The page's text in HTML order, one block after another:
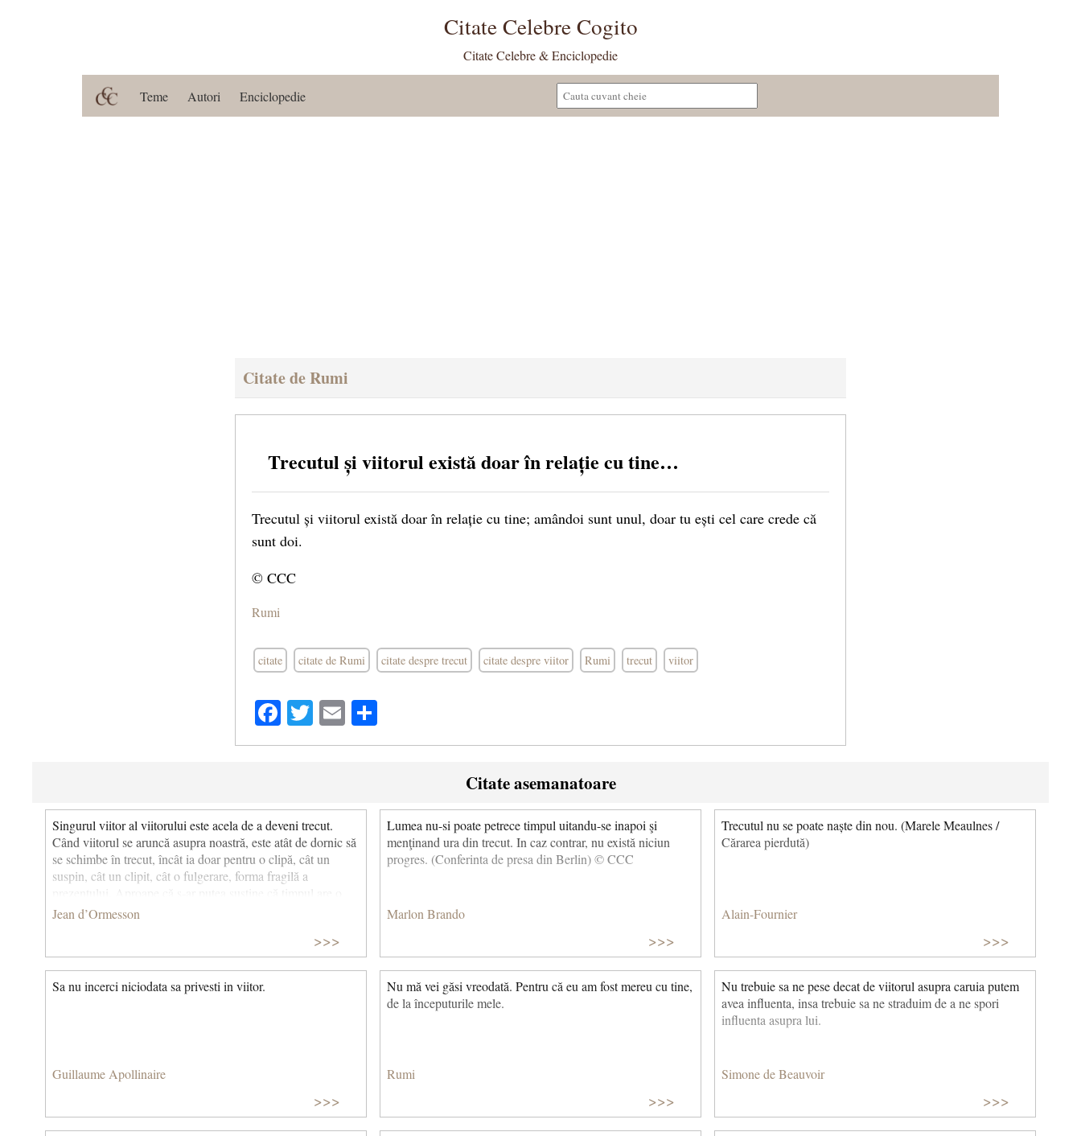
Citate Celebre Cogito
Citate Celebre & Enciclopedie
Teme Autori Enciclopedie
Citate de Rumi
Trecutul și viitorul există doar în relație cu tine…
Trecutul și viitorul există doar în relație cu tine; amândoi sunt unul, doar tu ești cel care crede că
sunt doi.
© CCC
Rumi
citate citate de Rumi citate despre trecut citate despre viitor Rumi trecut viitor
Facebook
Twitter
Email
Citate asemanatoare
Singurul viitor al viitorului este acela de a deveni trecut.
Când viitorul se aruncă asupra noastră, este atât de dornic să
se schimbe în trecut, încât ia doar pentru o clipă, cât un
suspin, cât un clipit, cât o fulgerare, forma fragilă a
singură idee: să sară peste etapa prezentului. (Într-o zi voi
Jean d’Ormesson
>>>
Lumea nu-si poate petrece timpul uitandu-se inapoi şi
menţinand ura din trecut. In caz contrar, nu există niciun
progres. (Conferinta de presa din Berlin) © CCC
Marlon Brando
>>>
Trecutul nu se poate naște din nou. (Marele Meaulnes /
Cărarea pierdută)
Alain-Fournier
>>>
Sa nu incerci niciodata sa privesti in viitor.
Guillaume Apollinaire
>>>
Nu mă vei găsi vreodată. Pentru că eu am fost mereu cu tine,
de la începuturile mele.
Rumi
>>>
Nu trebuie sa ne pese decat de viitorul asupra caruia putem
avea influenta, insa trebuie sa ne straduim de a ne spori
influenta asupra lui.
Simone de Beauvoir
>>>